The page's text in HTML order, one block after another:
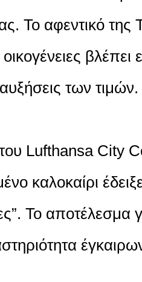
Το αφεντικό της
βλέπει
των τιμών.
Lufthansa City
καλοκαίρι
Το αποτέλεσμα